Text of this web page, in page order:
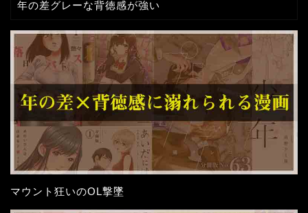
年の差グレーな背徳感が強い
マウント狂いのOL撃墜